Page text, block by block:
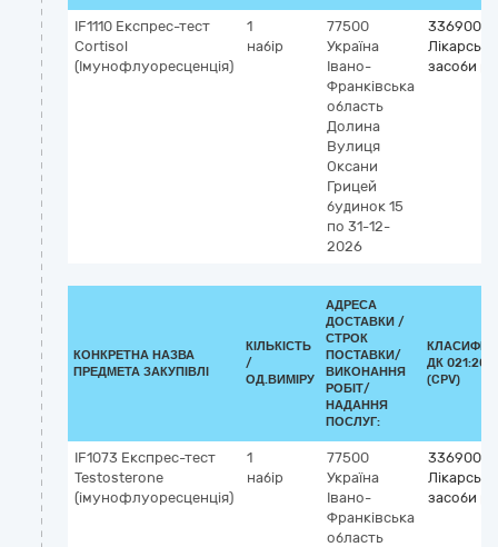
IF1110 Експрес-тест
Cortisol
(Імунофлуоресценція)
1
набір
77500
Україна
Івано-
Франківська
область
Долина
Вулиця
Оксани
Грицей
будинок 15
по 31-12-
2026
Лікарські
засоби
КОНКРЕТНА НАЗВА
ПРЕДМЕТА ЗАКУПІВЛІ
КІЛЬКІСТЬ
/
ОД.ВИМІРУ
АДРЕСА
ДОСТАВКИ /
СТРОК
ПОСТАВКИ/
ВИКОНАННЯ
РОБІТ/
НАДАННЯ
ПОСЛУГ:
ДК
(CPV)
IF1073 Експрес-тест
Testosterone
(імунофлуоресценція)
1
набір
77500
Україна
Івано-
Франківська
область
Лікарські
засоби